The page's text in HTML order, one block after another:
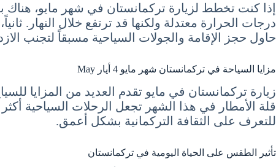
إذا كنت تخطط لزيارة تركمانستان في شهر مايو،
درجات الحرارة معتدلة ولكنها قد ترتفع خلال
حاول حجز الإقامة والجولات السياحية مسبقاً لتجنب
مزايا السياحة في تركمانستان شهر مايو 4 أيار May
زيارة تركمانستان في مايو تقدم العديد من المزايا
قلة الأمطار في هذا الشهر تجعل الرحلات السياحية
للتعرف على الثقافة التركمانية بشكل أعمق.
تأثير الطقس على الحياة اليومية في تركمانستان